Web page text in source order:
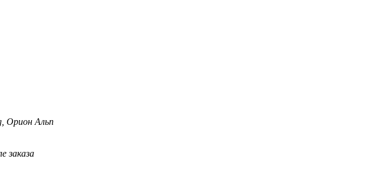
Орион Альп
заказа